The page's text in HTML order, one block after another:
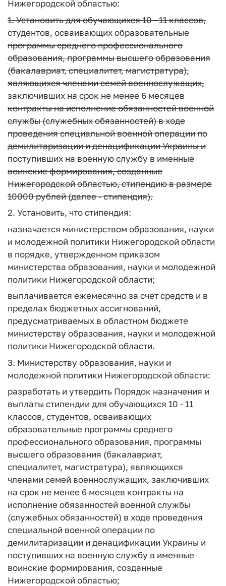
Нижегородской областью:
1. Установить для обучающихся 10 - 11 классов,
студентов, осваивающих образовательные
программы среднего профессионального
образования, программы высшего образования
(бакалавриат, специалитет, магистратура),
являющихся членами семей военнослужащих,
заключивших на срок не менее 6 месяцев
контракты на исполнение обязанностей военной
службы (служебных обязанностей) в ходе
проведения специальной военной операции по
демилитаризации и денацификации Украины и
поступивших на военную службу в именные
воинские формирования, созданные
Нижегородской областью, стипендию в размере
10000 рублей (далее - стипендия).
2. Установить, что стипендия:
назначается министерством образования, науки
и молодежной политики Нижегородской области
в порядке, утвержденном приказом
министерства образования, науки и молодежной
политики Нижегородской области;
выплачивается ежемесячно за счет средств и в
пределах бюджетных ассигнований,
предусматриваемых в областном бюджете
министерству образования, науки и молодежной
политики Нижегородской области.
3. Министерству образования, науки и
молодежной политики Нижегородской области:
разработать и утвердить Порядок назначения и
выплаты стипендии для обучающихся 10 - 11
классов, студентов, осваивающих
образовательные программы среднего
профессионального образования, программы
высшего образования (бакалавриат,
специалитет, магистратура), являющихся
членами семей военнослужащих, заключивших
на срок не менее 6 месяцев контракты на
исполнение обязанностей военной службы
(служебных обязанностей) в ходе проведения
специальной военной операции по
демилитаризации и денацификации Украины и
поступивших на военную службу в именные
воинские формирования, созданные
Нижегородской областью;